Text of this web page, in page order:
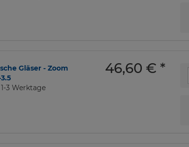
Gläser - Zoom
3 Werktage
46,60 € *